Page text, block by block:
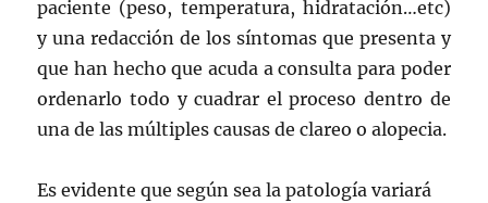
paciente (peso, temperatura, hidratación…etc)
y una redacción de los síntomas que presenta y
que han hecho que acuda a consulta para poder
ordenarlo todo y cuadrar el proceso dentro de
una de las múltiples causas de clareo o alopecia.
Es evidente que según sea la patología variará